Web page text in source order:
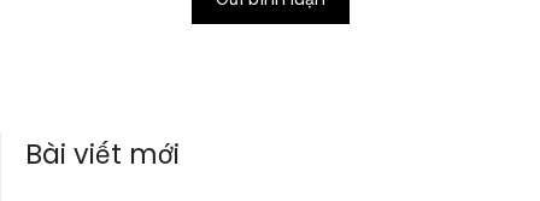
Bài viết mới